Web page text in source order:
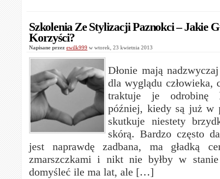
Szkolenia Ze Stylizacji Paznokci – Jakie
Korzyści?
Napisane przez ewilk999 w wtorek, 23 kwietnia 2013
Dłonie mają
dla wyglądu człowieka,
traktuje je odrobinę
później, kiedy są już w
skutkuje niestety
skórą. Bardzo często
jest naprawdę zadbana, ma gładką
zmarszczkami i nikt nie byłby w
domyśleć ile ma lat, ale […]